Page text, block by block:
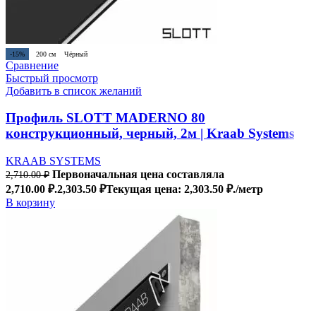
-15% 200 см Чёрный
Сравнение
Быстрый просмотр
Добавить в список желаний
Профиль SLOTT MADERNO 80
конструкционный, черный, 2м | Kraab Systems
KRAAB SYSTEMS
2,710.00₽ Первоначальная цена составляла
2,710.00 ₽.2,303.50 ₽Текущая цена: 2,303.50 ₽./метр
В корзину